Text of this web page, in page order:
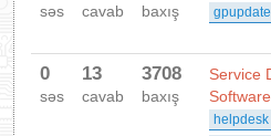
səs cavab baxış gpupdate
0
səs
13
cavab
3708
baxış
Service
Software
helpdesk